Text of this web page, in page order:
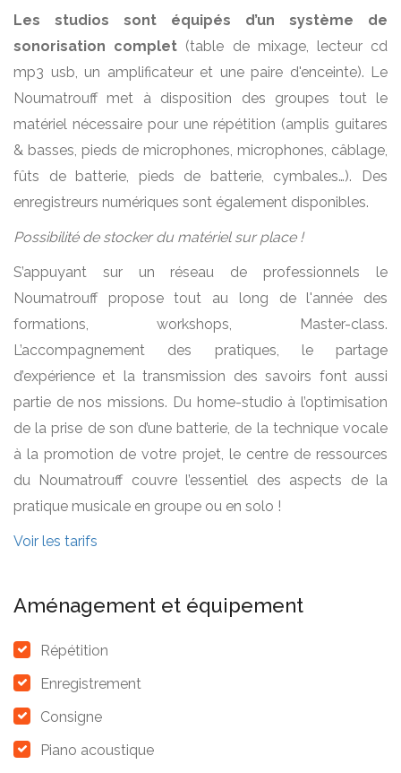
Les studios sont équipés d’un système de
sonorisation complet (table de mixage, lecteur cd
mp3 usb, un amplificateur et une paire d'enceinte). Le
Noumatrouff met à disposition des groupes tout le
matériel nécessaire pour une répétition (amplis guitares
& basses, pieds de microphones, microphones, câblage,
fûts de batterie, pieds de batterie, cymbales…). Des
enregistreurs numériques sont également disponibles.
Possibilité de stocker du matériel sur place !
S’appuyant sur un réseau de professionnels le
Noumatrouff propose tout au long de l'année des
formations, workshops, Master-class.
L’accompagnement des pratiques, le partage
d’expérience et la transmission des savoirs font aussi
partie de nos missions. Du home-studio à l’optimisation
de la prise de son d’une batterie, de la technique vocale
à la promotion de votre projet, le centre de ressources
du Noumatrouff couvre l’essentiel des aspects de la
pratique musicale en groupe ou en solo !
Voir les tarifs
Aménagement et équipement
Répétition
Enregistrement
Consigne
Piano acoustique